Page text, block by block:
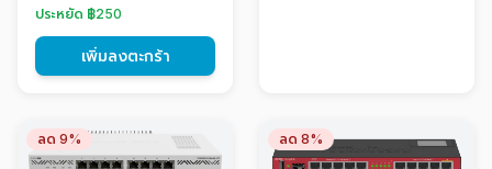
ประหยัด ฿250
เพิ่มลงตะกร้า
ลด 9% ลด 8%